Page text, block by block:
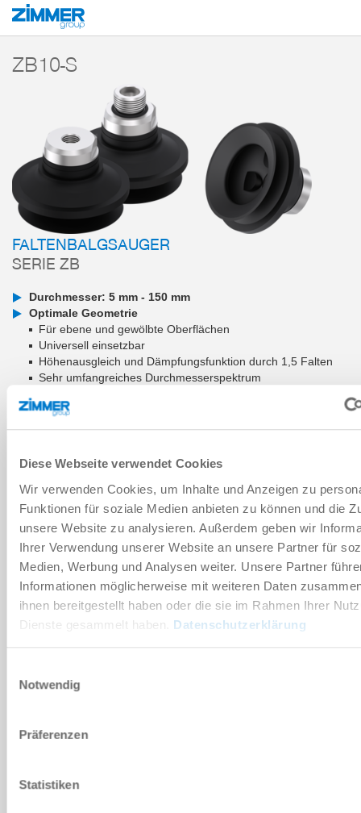
Diese Webseite verwendet Cookies
Wir verwenden Cookies, um Inhalte und Anzeigen zu
Funktionen für soziale Medien anbieten zu können und die
unsere Website zu analysieren. Außerdem geben wir
Ihrer Verwendung unserer Website an unsere Partner für
Medien, Werbung und Analysen weiter. Unsere Partner
Informationen möglicherweise mit weiteren Daten
ihnen bereitgestellt haben oder die sie im Rahmen Ihrer
Dienste gesammelt haben. Datenschutzerklärung
Notwendig
Präferenzen
Statistiken
Start Produkte
ZB10-S
FALTENBALGSAUGER
SERIE ZB
Durchmesser: 5 mm - 150 mm
Optimale Geometrie
Für ebene und gewölbte Oberflächen
Universell einsetzbar
Höhenausgleich und Dämpfungsfunktion durch 1,5 Falten
Sehr umfangreiches Durchmesserspektrum
Verpackung
Holz und Verbundwerkstoffe
ZUM WARENKORB HINZUFÜGEN
ZUM VERGLEICH HINZUFÜGEN
Technische Daten